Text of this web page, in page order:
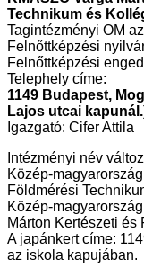
Technikum és
Tagintézményi OM
Felnőttképzési
Felnőttképzési
Telephely címe:
1149 Budapest,
Lajos utcai
Igazgató: Cifer Attila
Intézményi név
Közép-
Földmérési
Közép-
Márton Kertészeti
A japánkert címe:
az iskola kapujában.